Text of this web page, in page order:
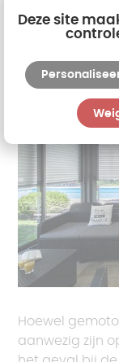
Hoewel
aanwezig zijn
Deze site